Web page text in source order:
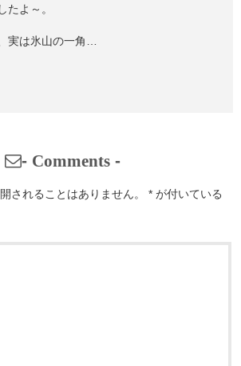
たよ～。
実は氷山の一角…
- Comments-
されることはありません。 * が付いている